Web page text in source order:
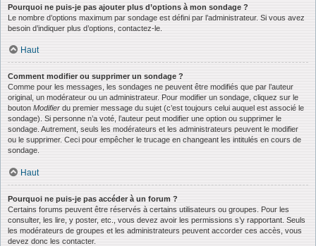
Pourquoi ne puis-je pas ajouter plus d’options à mon sondage ?
Le nombre d’options maximum par sondage est défini par l’administrateur. Si vous avez
besoin d’indiquer plus d’options, contactez-le.
Haut
Comment modifier ou supprimer un sondage ?
Comme pour les messages, les sondages ne peuvent être modifiés que par l’auteur
original, un modérateur ou un administrateur. Pour modifier un sondage, cliquez sur le
bouton Modifier du premier message du sujet (c’est toujours celui auquel est associé le
sondage). Si personne n’a voté, l’auteur peut modifier une option ou supprimer le
sondage. Autrement, seuls les modérateurs et les administrateurs peuvent le modifier
ou le supprimer. Ceci pour empêcher le trucage en changeant les intitulés en cours de
sondage.
Haut
Pourquoi ne puis-je pas accéder à un forum ?
Certains forums peuvent être réservés à certains utilisateurs ou groupes. Pour les
consulter, les lire, y poster, etc., vous devez avoir les permissions s’y rapportant. Seuls
les modérateurs de groupes et les administrateurs peuvent accorder ces accès, vous
devez donc les contacter.